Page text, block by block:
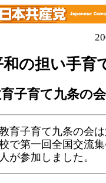
和の担い手育
子育て九条の
育子育て九条の会
で第一回全国交流
が参加しました。